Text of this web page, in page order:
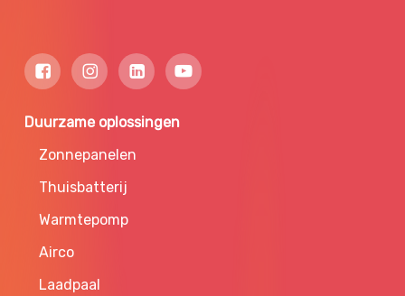
Duurzame oplossingen
Zonnepanelen
Thuisbatterij
Warmtepomp
Airco
Laadpaal